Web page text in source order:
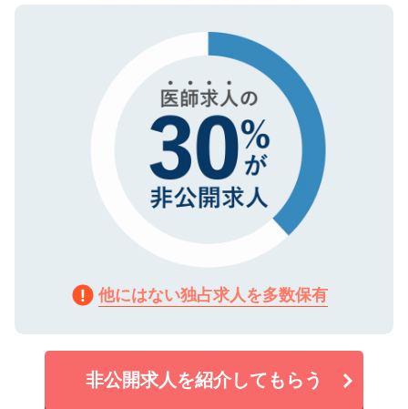
で、機密保持に関してもご安心ください。
ので、まずはご登録ください。
他にはない独占求人を多数保有
非公開求人を紹介してもらう